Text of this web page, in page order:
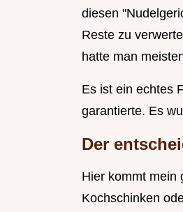
diesen
Reste zu
hatte man
Es ist ein echtes
garantierte. Es
Der
Hier kommt mein
Kochschinken